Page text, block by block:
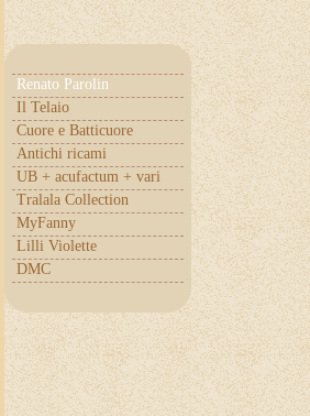
Renato Parolin
Il Telaio
Cuore e Batticuore
Antichi ricami
UB + acufactum + vari
Tralala Collection
MyFanny
Lilli Violette
DMC